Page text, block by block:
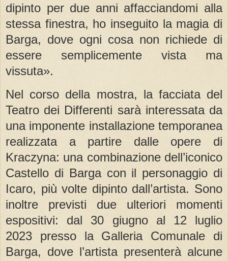
dipinto per due anni affacciandomi alla
stessa finestra, ho inseguito la magia di
Barga, dove ogni cosa non richiede di
essere semplicemente vista ma
vissuta».
Nel corso della mostra, la facciata del
Teatro dei Differenti sarà interessata da
una imponente installazione temporanea
realizzata a partire dalle opere di
Kraczyna: una combinazione dell’iconico
Castello di Barga con il personaggio di
Icaro, più volte dipinto dall’artista. Sono
inoltre previsti due ulteriori momenti
espositivi: dal 30 giugno al 12 luglio
2023 presso la Galleria Comunale di
Barga, dove l’artista presenterà alcune